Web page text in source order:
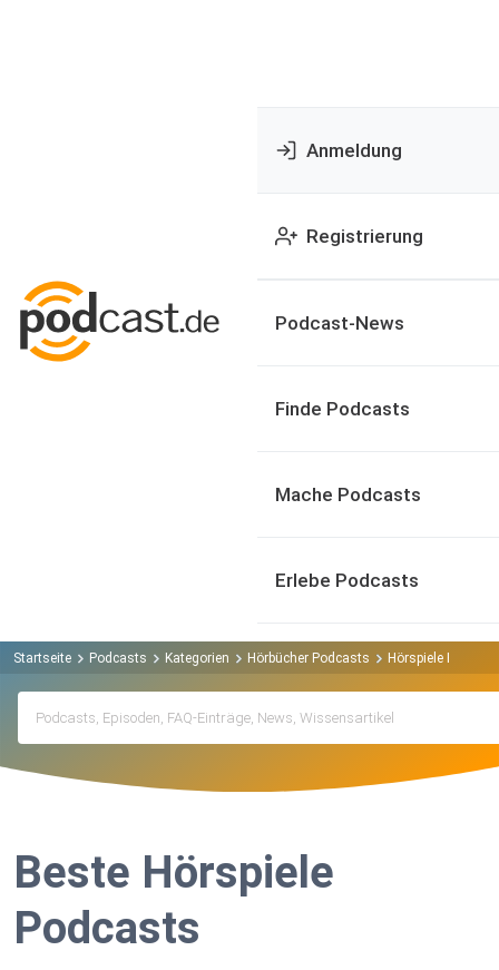
Anmeldung
Registrierung
Podcast-News
Finde Podcasts
Mache Podcasts
Erlebe Podcasts
Startseite Podcasts Kategorien Hörbücher Podcasts Hörspiele
Beste Hörspiele
Podcasts